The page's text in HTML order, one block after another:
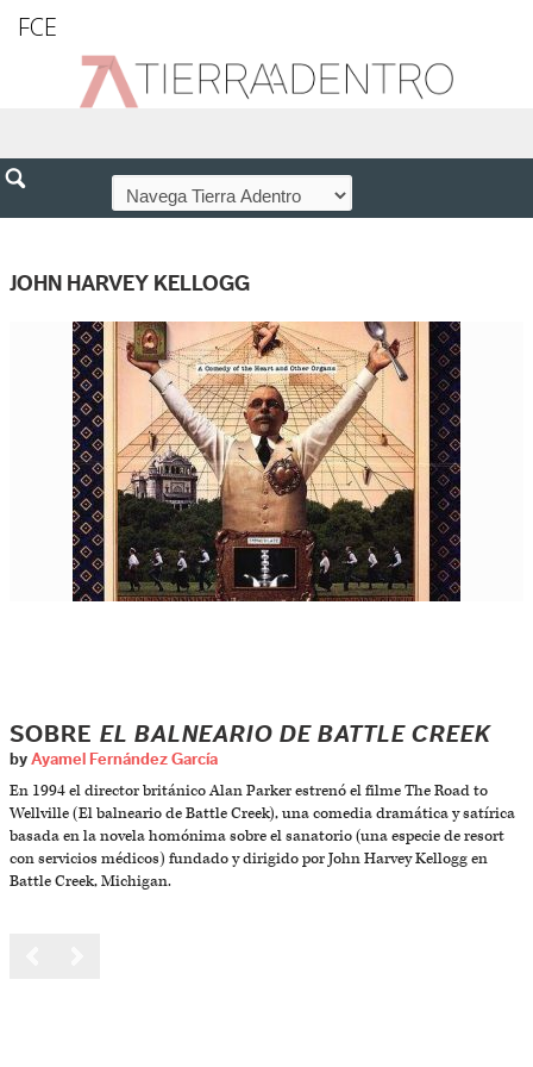
FCE
JOHN HARVEY KELLOGG
SOBRE EL BALNEARIO DE BATTLE CREEK
by Ayamel Fernández García
En 1994 el director británico Alan Parker estrenó el filme The Road to
Wellville (El balneario de Battle Creek), una comedia dramática y satírica
basada en la novela homónima sobre el sanatorio (una especie de resort
con servicios médicos) fundado y dirigido por John Harvey Kellogg en
Battle Creek, Michigan.